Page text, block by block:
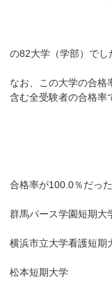
の82大学（学部）でし
なお、この大学の合格
含む全受験者の合格率
合格率が100.0％だっ
群馬パース学園短期大
横浜市立大学看護短期
松本短期大学